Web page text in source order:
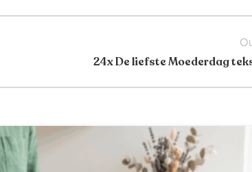
24x De liefste Moederdag